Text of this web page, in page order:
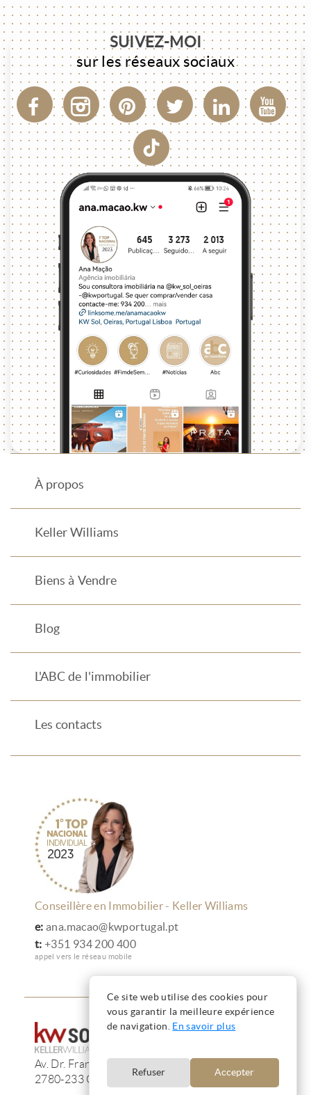
SUIVEZ-MOI
sur les réseaux sociaux
À propos
Keller Williams
Biens à Vendre
Blog
L'ABC de l'immobilier
Les contacts
Conseillère en Immobilier - Keller Williams
e: ana.macao@kwportugal.pt
t: +351 934 200 400
appel vers le réseau mobile
Av. Dr. Francisco de Sá Carneiro, 233, 13F
2780-233 Oeiras
Ce site web utilise des cookies pour
vous garantir la meilleure expérience
de navigation. En savoir plus
Refuser Accepter